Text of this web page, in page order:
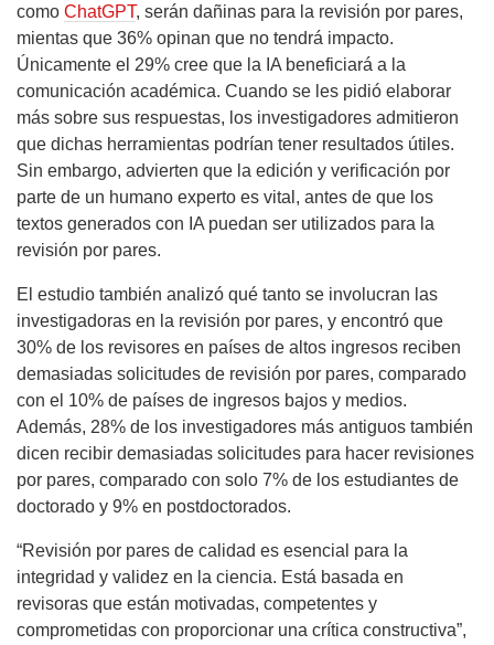
como ChatGPT, serán dañinas para la revisión por pares,
mientas que 36% opinan que no tendrá impacto.
Únicamente el 29% cree que la IA beneficiará a la
comunicación académica. Cuando se les pidió elaborar
más sobre sus respuestas, los investigadores admitieron
que dichas herramientas podrían tener resultados útiles.
Sin embargo, advierten que la edición y verificación por
parte de un humano experto es vital, antes de que los
textos generados con IA puedan ser utilizados para la
revisión por pares.
El estudio también analizó qué tanto se involucran las
investigadoras en la revisión por pares, y encontró que
30% de los revisores en países de altos ingresos reciben
demasiadas solicitudes de revisión por pares, comparado
con el 10% de países de ingresos bajos y medios.
Además, 28% de los investigadores más antiguos también
dicen recibir demasiadas solicitudes para hacer revisiones
por pares, comparado con solo 7% de los estudiantes de
doctorado y 9% en postdoctorados.
“Revisión por pares de calidad es esencial para la
integridad y validez en la ciencia. Está basada en
revisoras que están motivadas, competentes y
comprometidas con proporcionar una crítica constructiva”,